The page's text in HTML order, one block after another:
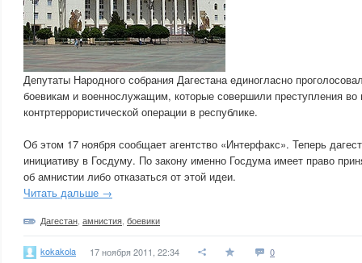
Депутаты Народного собрания Дагестана единогласно
боевикам и военнослужащим, которые совершили преступления во
контртеррористической операции в республике.
Об этом 17 ноября сообщает агентство «Интерфакс». Теперь
инициативу в Госдуму. По закону именно Госдума имеет право
об амнистии либо отказаться от этой идеи.
Читать дальше →
Дагестан амнистия боевики
kokakola 17 ноября 2011, 22:34 0